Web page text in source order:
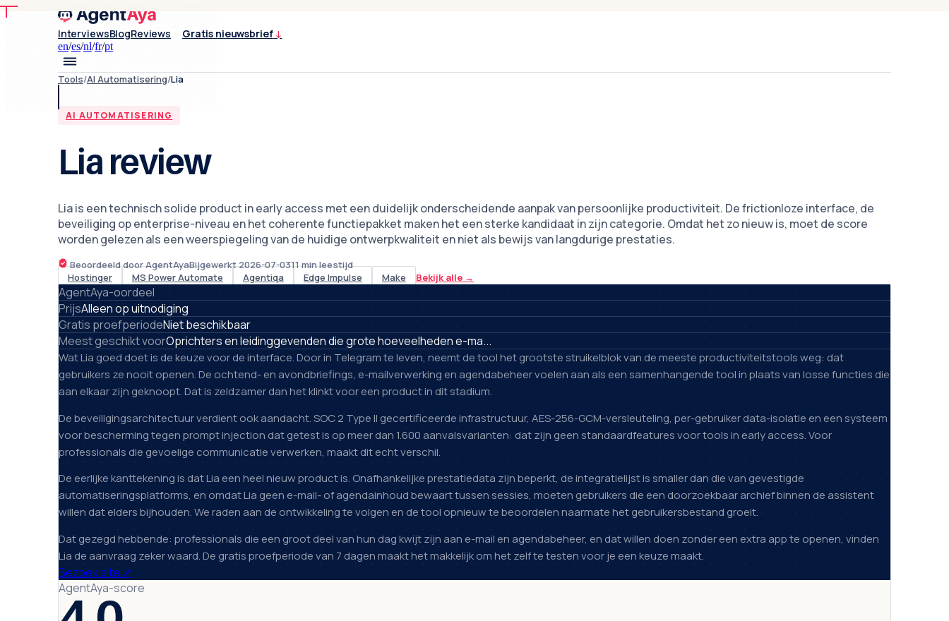
InterviewsBlogReviews Gratis nieuwsbrief ↓
en/es/nl/fr/pt
Tools/AI Automatisering/Lia
AI AUTOMATISERING
Lia review
Lia is een technisch solide product in early access met een duidelijk onderscheidende aanpak van persoonlijke productiviteit. De frictionloze interface, de
beveiliging op enterprise-niveau en het coherente functiepakket maken het een sterke kandidaat in zijn categorie. Omdat het zo nieuw is, moet de score
worden gelezen als een weerspiegeling van de huidige ontwerpkwaliteit en niet als bewijs van langdurige prestaties.
Beoordeeld door AgentAyaBijgewerkt2026-07-0311min leestijd
Hostinger
MS Power Automate Agentiqa Edge Impulse Make Bekijk alle→
AgentAya-oordeel
PrijsAlleen op uitnodiging
Gratis proefperiodeNiet beschikbaar
Meest geschikt voorOprichters en leidinggevenden die grote hoeveelheden e-ma...
Wat Lia goed doet is de keuze voor de interface. Door in Telegram te leven, neemt de tool het grootste struikelblok van de meeste productiviteitstools weg: dat
gebruikers ze nooit openen. De ochtend- en avondbriefings, e-mailverwerking en agendabeheer voelen aan als een samenhangende tool in plaats van losse functies die
aan elkaar zijn geknoopt. Dat is zeldzamer dan het klinkt voor een product in dit stadium.
De beveiligingsarchitectuur verdient ook aandacht. SOC 2 Type II gecertificeerde infrastructuur, AES-256-GCM-versleuteling, per-gebruiker data-isolatie en een systeem
voor bescherming tegen prompt injection dat getest is op meer dan 1.600 aanvalsvarianten: dat zijn geen standaardfeatures voor tools in early access. Voor
professionals die gevoelige communicatie verwerken, maakt dit echt verschil.
De eerlijke kanttekening is dat Lia een heel nieuw product is. Onafhankelijke prestatiedata zijn beperkt, de integratielijst is smaller dan die van gevestigde
automatiseringsplatforms, en omdat Lia geen e-mail- of agendainhoud bewaart tussen sessies, moeten gebruikers die een doorzoekbaar archief binnen de assistent
willen dat elders bijhouden. We raden aan de ontwikkeling te volgen en de tool opnieuw te beoordelen naarmate het gebruikersbestand groeit.
Dat gezegd hebbende: professionals die een groot deel van hun dag kwijt zijn aan e-mail en agendabeheer, en dat willen doen zonder een extra app te openen, vinden
Lia de aanvraag zeker waard. De gratis proefperiode van 7 dagen maakt het makkelijk om het zelf te testen voor je een keuze maakt.
Bezoek site ↗
AgentAya-score